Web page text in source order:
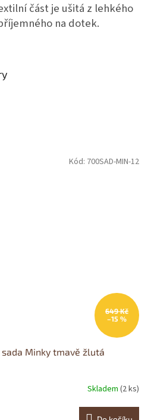
část je ušitá z lehkého
na dotek.
649 Kč
–15 %
sada Minky tmavě žlutá
Skladem (2 ks)
Kód: 700SAD-MIN-12